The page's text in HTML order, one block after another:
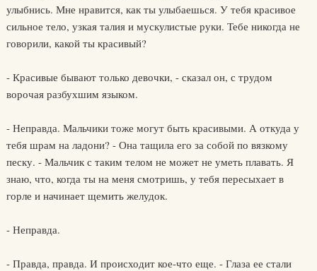
улыбнись. Мне нравится, как ты улыбаешься. У тебя красивое
сильное тело, узкая талия и мускулистые руки. Тебе никогда не
говорили, какой ты красивый?
- Красивые бывают только девочки, - сказал он, с трудом
ворочая разбухшим языком.
- Неправда. Мальчики тоже могут быть красивыми. А откуда у
тебя шрам на ладони? - Она тащила его за собой по вязкому
песку. - Мальчик с таким телом не может не уметь плавать. Я
знаю, что, когда ты на меня смотришь, у тебя пересыхает в
горле и начинает щемить желудок.
- Неправда.
- Правда, правда. И происходит кое-что еще. - Глаза ее стали